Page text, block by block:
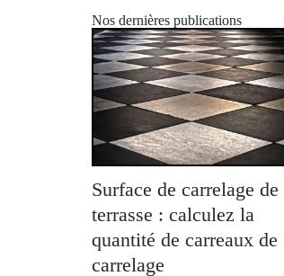
Nos dernières publications
Surface de carrelage de
terrasse : calculez la
quantité de carreaux de
carrelage